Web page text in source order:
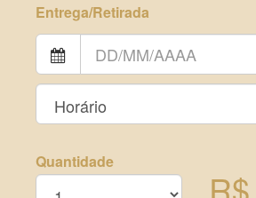
Entrega/Retirada
Quantidade